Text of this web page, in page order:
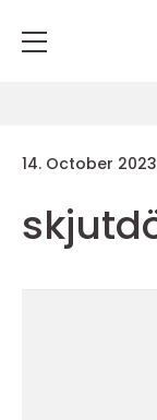
14. October 2023